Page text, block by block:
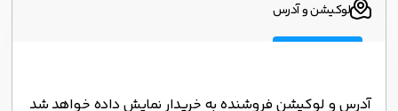
لوکیشن و آدرس
آدرس و لوکیشن فروشنده به خریدار نمایش داده خواهد شد